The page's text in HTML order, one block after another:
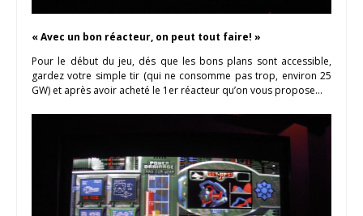
« Avec un bon réacteur, on peut tout faire! »
Pour le début du jeu, dés que les bons plans sont accessible,
gardez votre simple tir (qui ne consomme pas trop, environ 25
GW) et après avoir acheté le 1er réacteur qu’on vous propose…